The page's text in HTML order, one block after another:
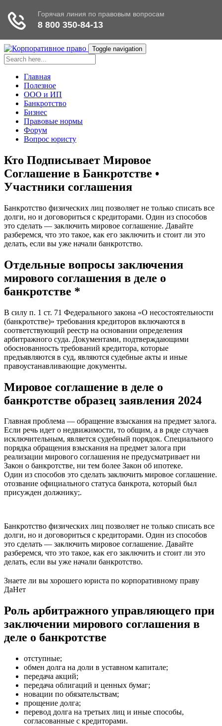
Toggle navigation
Главная
Полезное
ООО и ИП
Банкротство
Бизнес
Правовые нормы
Форум
Вопрос юристу
Кто Подписывает Мировое
Соглашение в Банкротстве •
Участники соглашения
Банкротство физических лиц позволяет не только списать все
долги, но и договориться с кредиторами. Один из способов
это сделать — заключить мировое соглашение. Давайте
разберемся, что это такое, как его заключить и стоит ли это
делать, если вы уже начали банкротство.
Отдельные вопросы заключения
мирового соглашения в деле о
банкротстве *
В силу п. 1 ст. 71 Федерального закона «О несостоятельности
(банкротстве)» требования кредиторов включаются в
соответствующий реестр на основании определения
арбитражного суда. Документами, подтверждающими
обоснованность требований кредитора, которые
предъявляются в суд, являются судебные акты и иные
правоустанавливающие документы.
Мировое соглашение в деле о
банкротстве образец заявления 2024
Главная проблема — обращение взыскания на предмет залога.
Если речь идет о недвижимости, то общим, а в ряде случаев
исключительным, является судебный порядок. Специального
порядка обращения взыскания на предмет залога при
реализации мирового соглашения не предусматривает ни
Закон о банкротстве, ни тем более Закон об ипотеке.
Один из способов это сделать заключить мировое соглашение.
отозвание официального статуса банкрота, который был
присужден должнику;.
Банкротство физических лиц позволяет не только списать все
долги, но и договориться с кредиторами. Один из способов
это сделать — заключить мировое соглашение. Давайте
разберемся, что это такое, как его заключить и стоит ли это
делать, если вы уже начали банкротство.
Знаете ли вы хорошего юриста по корпоративному праву
ДаНет
Роль арбитражного управляющего при
заключении мирового соглашения в
деле о банкротстве
отступные;
обмен долга на доли в уставном капитале;
передача акций;
передача облигаций и ценных бумаг;
новации по обязательствам;
прощение долга;
перевод долга на третьих лиц и иные способы,
согласованные с кредиторами.